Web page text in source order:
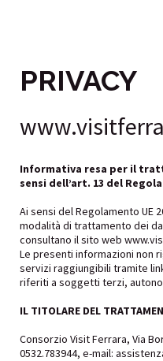
PRIVACY
Informativa resa per il
sensi dell’art. 13 del
Ai sensi del Regolamento UE
modalità di trattamento dei
consultano il sito web
Le presenti informazioni non
servizi raggiungibili tramite
riferiti a soggetti terzi,
IL TITOLARE DEL
Consorzio Visit Ferrara, Via
0532.783944, e-mail: